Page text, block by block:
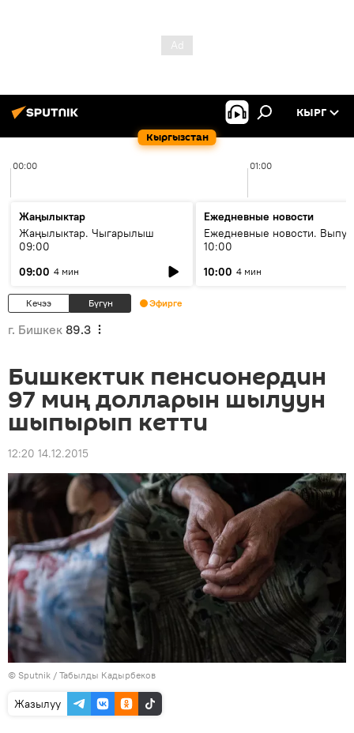
Кыргызстан
КЫРГ
00:00 01:00
Жаңылыктар
Жаңылыктар. Чыгарылыш
09:00
09:00 4 мин
Ежедневные новости
Ежедневные новости.
10:00
10:00 4 мин
Кечээ Бүгүн Эфирге
г. Бишкек 89.3
Бишкектик пенсионердин
97 миң долларын шылуун
шыпырып кетти
12:20 14.12.2015
© Sputnik / Табылды Кадырбеков
Жазылуу